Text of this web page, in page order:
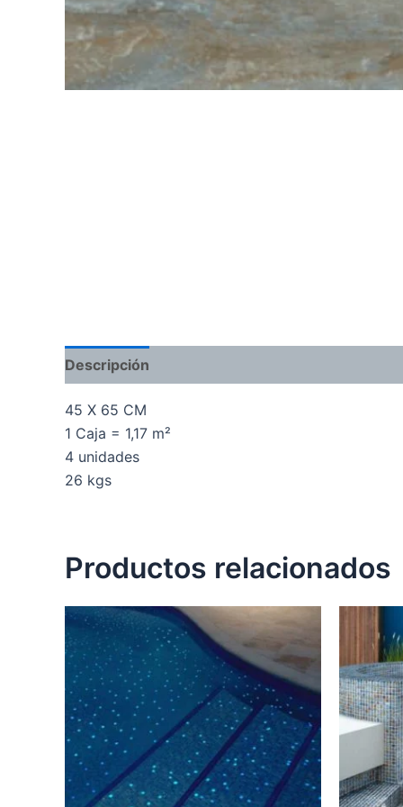
Descripción
45 X 65 CM
1 Caja = 1,17 m²
4 unidades
26 kgs
Productos relacionados
Este
producto
tiene
múltiples
variantes.
Las
opciones
se